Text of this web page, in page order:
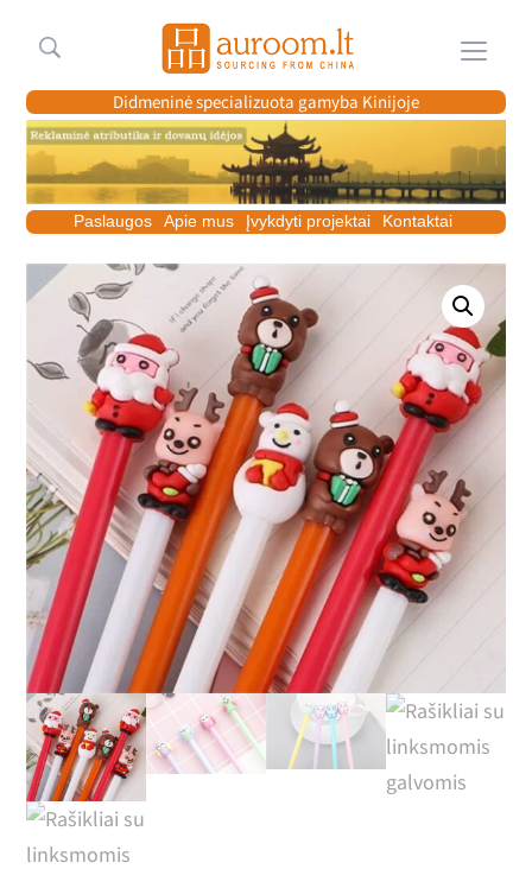
Meniu
Didmeninė specializuota gamyba Kinijoje
Paslaugos Apie mus Įvykdyti projektai Kontaktai